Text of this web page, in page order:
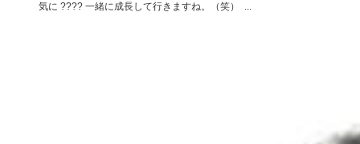
気に ???? 一緒に成長して行きますね。（笑） ...